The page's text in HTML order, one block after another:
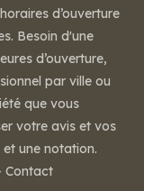
d’ouverture
Besoin d'une
d’ouverture,
par ville ou
que vous
votre avis et vos
une notation.
Contact